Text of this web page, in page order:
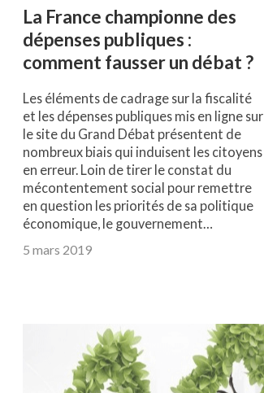
La France championne des
dépenses publiques :
comment fausser un débat ?
Les éléments de cadrage sur la fiscalité
et les dépenses publiques mis en ligne sur
le site du Grand Débat présentent de
nombreux biais qui induisent les citoyens
en erreur. Loin de tirer le constat du
mécontentement social pour remettre
en question les priorités de sa politique
économique, le gouvernement…
5 mars 2019